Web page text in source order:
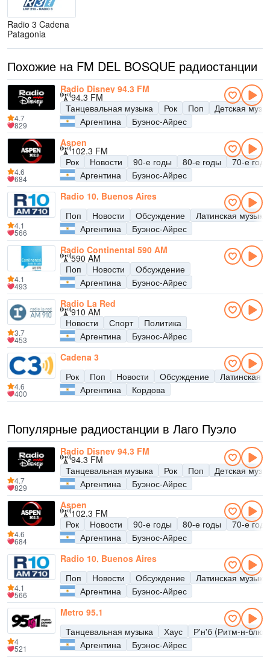
Radio 3 Cadena
Patagonia
Похожие на FM DEL BOSQUE радиостанции
Radio Disney 94.3 FM
94.3 FM
Танцевальная музыка
Рок Поп
Детская
Аргентина
Буэнос-Айрес
4.7
829
Aspen
102.3 FM
Рок
Новости 90-е годы 80-е годы
70-е годы
Аргентина
Буэнос-Айрес
4.6
684
Radio 10, Buenos Aires
Поп
Новости Обсуждение
Латинская музыка
Аргентина
Буэнос-Айрес
4.1
566
Radio Continental 590 AM
590 AM
Поп
Новости
Обсуждение
Аргентина
Буэнос-Айрес
4.1
493
Radio La Red
910 AM
Новости
Спорт
Политика
Аргентина
Буэнос-Айрес
3.7
453
Cadena 3
Рок
Поп Новости Обсуждение
Латинская
Аргентина
Кордова
4.6
400
Популярные радиостанции в Лаго Пуэло
Radio Disney 94.3 FM
94.3 FM
Танцевальная музыка
Рок Поп
Детская
Аргентина
Буэнос-Айрес
4.7
829
Aspen
102.3 FM
Рок
Новости 90-е годы 80-е годы
70-е годы
Аргентина
Буэнос-Айрес
4.6
684
Radio 10, Buenos Aires
Поп
Новости Обсуждение
Латинская музыка
Аргентина
Буэнос-Айрес
4.1
566
Metro 95.1
Танцевальная музыка
Хаус
Р'н'б (Ритм-н-блюз)
Аргентина
Буэнос-Айрес
4
521